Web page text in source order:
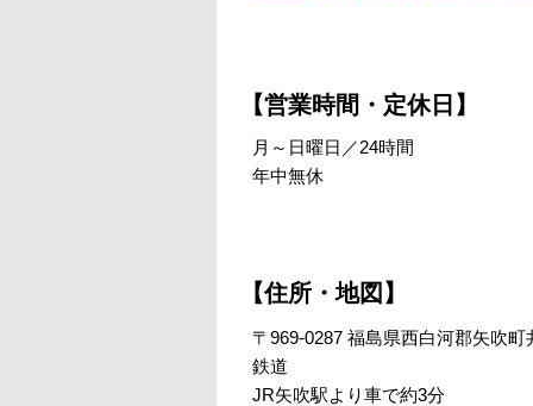
【営業時間・定休日】
月～日曜日／24時間
年中無休
【住所・地図】
〒969-0287 福島県西白河郡矢吹町
鉄道
JR矢吹駅より車で約3分